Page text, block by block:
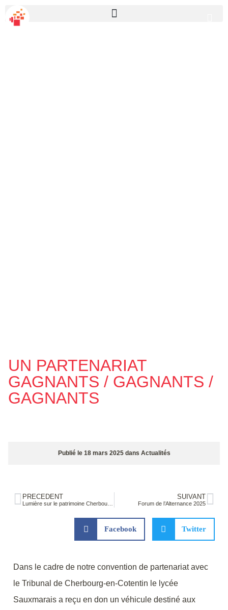
UN PARTENARIAT
GAGNANTS / GAGNANTS /
GAGNANTS
Publié le 18 mars 2025 dans Actualités
PRÉCÉDENT SUIVANT
Forum de l’Alternance 2025
Facebook Twitter
Dans le cadre de notre convention de partenariat avec
le Tribunal de Cherbourg-en-Cotentin le lycée
Sauxmarais a reçu en don un véhicule destiné aux